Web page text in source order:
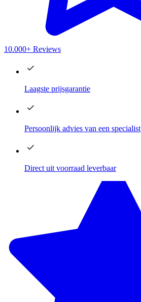
10.000+ Reviews
Laagste prijsgarantie
Persoonlijk advies van een specialist
Direct uit voorraad leverbaar